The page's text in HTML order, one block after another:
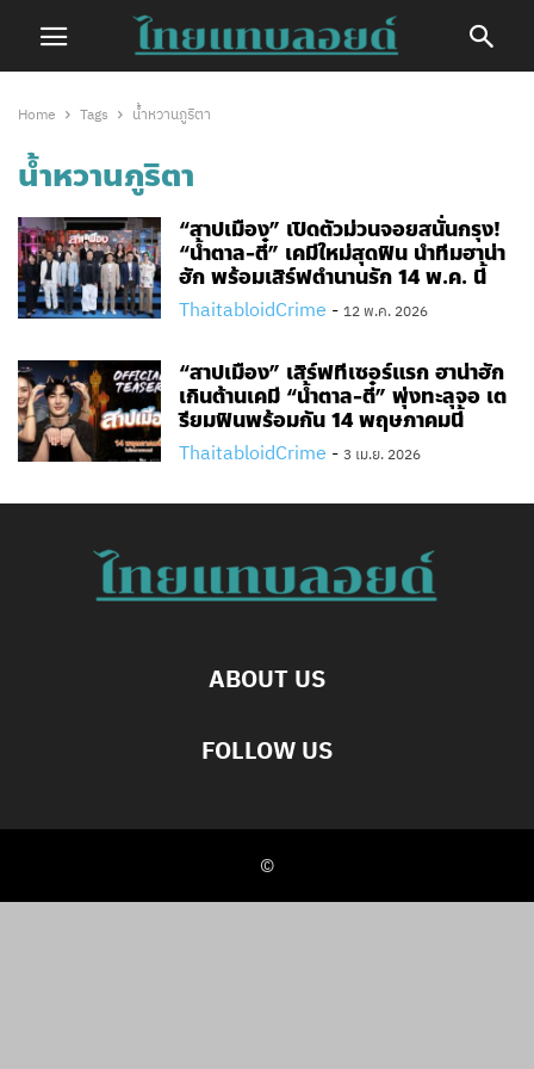
Home Tags น้ำหวานภูริตา
น้ำหวานภูริตา
“สาปเมือง” เปิดตัวม่วนจอยสนั่นกรุง!
“น้ำตาล-ตี๋” เคมีใหม่สุดฟิน นำทีมฮาน่า
ฮัก พร้อมเสิร์ฟตำนานรัก 14 พ.ค. นี้
ThaitabloidCrime - 12 พ.ค. 2026
“สาปเมือง” เสิร์ฟทีเซอร์แรก ฮาน่าฮัก
เกินต้านเคมี “น้ำตาล-ตี๋” พุ่งทะลุจอ เต
รียมฟินพร้อมกัน 14 พฤษภาคมนี้
ThaitabloidCrime - 3 เม.ย. 2026
ABOUT US
FOLLOW US
©